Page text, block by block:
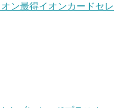
ン最得イオンカードセレ